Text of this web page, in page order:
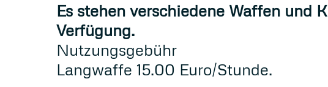
Es stehen verschiedene Waffen und
Verfügung.
Nutzungsgebühr
Langwaffe 15.00 Euro/Stunde.